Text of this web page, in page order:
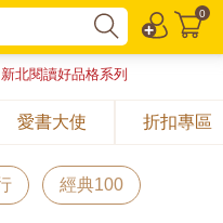
0
新北閱讀好品格系列
愛書大使 折扣專區
經典100